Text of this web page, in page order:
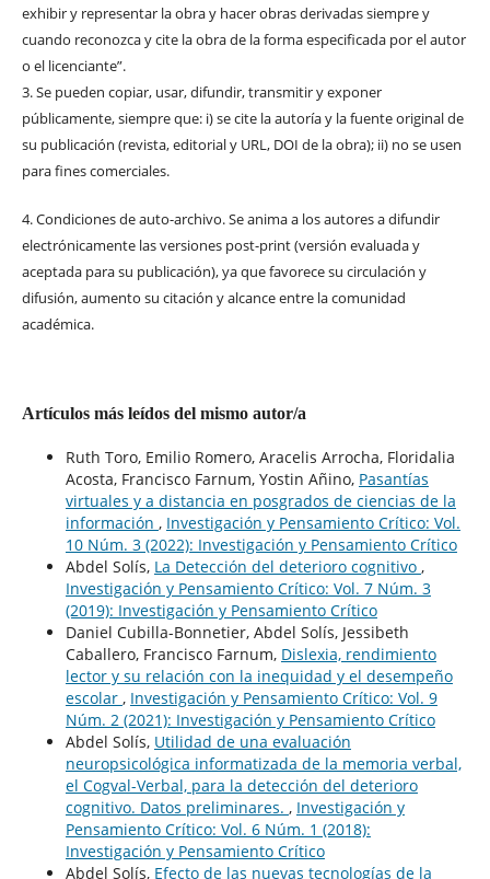
exhibir y representar la obra y hacer obras derivadas siempre y
cuando reconozca y cite la obra de la forma especificada por el autor
o el licenciante”.
3. Se pueden copiar, usar, difundir, transmitir y exponer
públicamente, siempre que: i) se cite la autoría y la fuente original de
su publicación (revista, editorial y URL, DOI de la obra); ii) no se usen
para fines comerciales.
4. Condiciones de auto-archivo. Se anima a los autores a difundir
electrónicamente las versiones post-print (versión evaluada y
aceptada para su publicación), ya que favorece su circulación y
difusión, aumento su citación y alcance entre la comunidad
académica.
Artículos más leídos del mismo autor/a
Ruth Toro, Emilio Romero, Aracelis Arrocha, Floridalia
Acosta, Francisco Farnum, Yostin Añino, Pasantías
virtuales y a distancia en posgrados de ciencias de la
información , Investigación y Pensamiento Crítico: Vol.
10 Núm. 3 (2022): Investigación y Pensamiento Crítico
Abdel Solís, La Detección del deterioro cognitivo ,
Investigación y Pensamiento Crítico: Vol. 7 Núm. 3
(2019): Investigación y Pensamiento Crítico
Daniel Cubilla-Bonnetier, Abdel Solís, Jessibeth
Caballero, Francisco Farnum, Dislexia, rendimiento
lector y su relación con la inequidad y el desempeño
escolar , Investigación y Pensamiento Crítico: Vol. 9
Núm. 2 (2021): Investigación y Pensamiento Crítico
Abdel Solís, Utilidad de una evaluación
neuropsicológica informatizada de la memoria verbal,
el Cogval-Verbal, para la detección del deterioro
cognitivo. Datos preliminares. , Investigación y
Pensamiento Crítico: Vol. 6 Núm. 1 (2018):
Investigación y Pensamiento Crítico
Abdel Solís, Efecto de las nuevas tecnologías de la